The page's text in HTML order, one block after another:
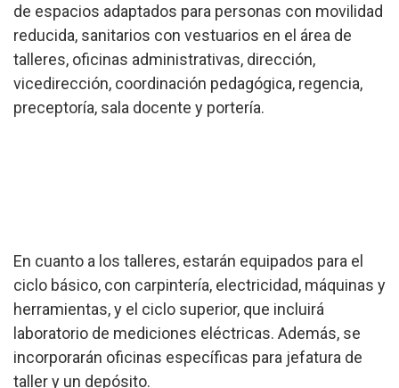
de espacios adaptados para personas con movilidad
reducida, sanitarios con vestuarios en el área de
talleres, oficinas administrativas, dirección,
vicedirección, coordinación pedagógica, regencia,
preceptoría, sala docente y portería.
En cuanto a los talleres, estarán equipados para el
ciclo básico, con carpintería, electricidad, máquinas y
herramientas, y el ciclo superior, que incluirá
laboratorio de mediciones eléctricas. Además, se
incorporarán oficinas específicas para jefatura de
taller y un depósito.